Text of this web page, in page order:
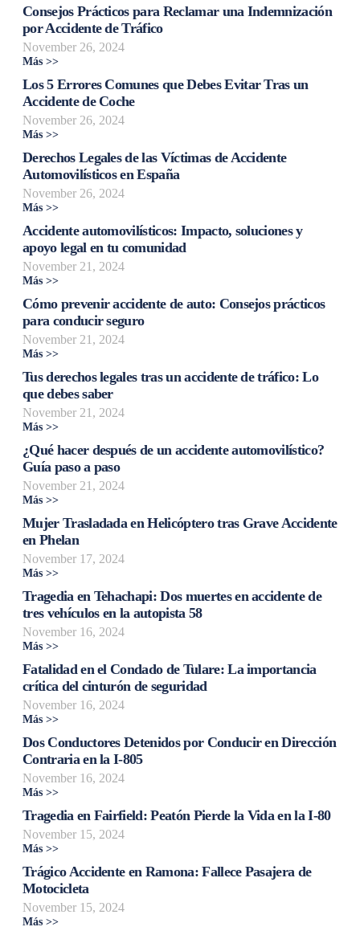
Consejos Prácticos para Reclamar una Indemnización
por Accidente de Tráfico
November 26, 2024
Más >>
Los 5 Errores Comunes que Debes Evitar Tras un
Accidente de Coche
November 26, 2024
Más >>
Derechos Legales de las Víctimas de Accidente
Automovilísticos en España
November 26, 2024
Más >>
Accidente automovilísticos: Impacto, soluciones y
apoyo legal en tu comunidad
November 21, 2024
Más >>
Cómo prevenir accidente de auto: Consejos prácticos
para conducir seguro
November 21, 2024
Más >>
Tus derechos legales tras un accidente de tráfico: Lo
que debes saber
November 21, 2024
Más >>
¿Qué hacer después de un accidente automovilístico?
Guía paso a paso
November 21, 2024
Más >>
Mujer Trasladada en Helicóptero tras Grave Accidente
en Phelan
November 17, 2024
Más >>
Tragedia en Tehachapi: Dos muertes en accidente de
tres vehículos en la autopista 58
November 16, 2024
Más >>
Fatalidad en el Condado de Tulare: La importancia
crítica del cinturón de seguridad
November 16, 2024
Más >>
Dos Conductores Detenidos por Conducir en Dirección
Contraria en la I-805
November 16, 2024
Más >>
Tragedia en Fairfield: Peatón Pierde la Vida en la I-80
November 15, 2024
Más >>
Trágico Accidente en Ramona: Fallece Pasajera de
Motocicleta
November 15, 2024
Más >>